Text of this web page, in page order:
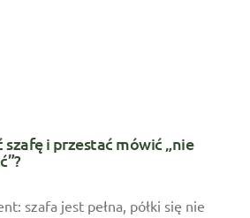
i przestać mówić „nie
szafa jest pełna, półki się nie